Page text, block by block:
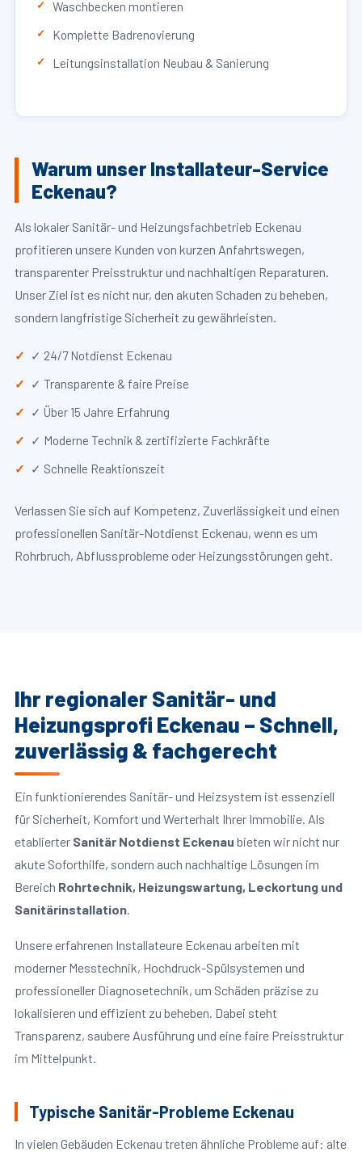
Waschbecken montieren
Komplette Badrenovierung
Leitungsinstallation Neubau & Sanierung
Warum unser Installateur-Service
Eckenau?
Als lokaler Sanitär- und Heizungsfachbetrieb Eckenau
profitieren unsere Kunden von kurzen Anfahrtswegen,
transparenter Preisstruktur und nachhaltigen Reparaturen.
Unser Ziel ist es nicht nur, den akuten Schaden zu beheben,
sondern langfristige Sicherheit zu gewährleisten.
✓ 24/7 Notdienst Eckenau
✓ Transparente & faire Preise
✓ Über 15 Jahre Erfahrung
✓ Moderne Technik & zertifizierte Fachkräfte
✓ Schnelle Reaktionszeit
Verlassen Sie sich auf Kompetenz, Zuverlässigkeit und einen
professionellen Sanitär-Notdienst Eckenau, wenn es um
Rohrbruch, Abflussprobleme oder Heizungsstörungen geht.
Ihr regionaler Sanitär- und
Heizungsprofi Eckenau – Schnell,
zuverlässig & fachgerecht
Ein funktionierendes Sanitär- und Heizsystem ist essenziell
für Sicherheit, Komfort und Werterhalt Ihrer Immobilie. Als
etablierter Sanitär Notdienst Eckenau bieten wir nicht nur
akute Soforthilfe, sondern auch nachhaltige Lösungen im
Bereich Rohrtechnik, Heizungswartung, Leckortung und
Sanitärinstallation.
Unsere erfahrenen Installateure Eckenau arbeiten mit
moderner Messtechnik, Hochdruck-Spülsystemen und
professioneller Diagnosetechnik, um Schäden präzise zu
lokalisieren und effizient zu beheben. Dabei steht
Transparenz, saubere Ausführung und eine faire Preisstruktur
im Mittelpunkt.
Typische Sanitär-Probleme Eckenau
In vielen Gebäuden Eckenau treten ähnliche Probleme auf: alte